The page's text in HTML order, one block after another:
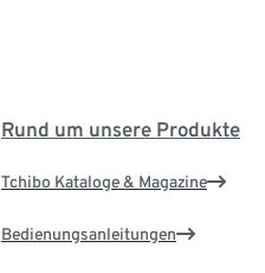
Rund um unsere Produkte
Tchibo Kataloge & Magazine
Bedienungsanleitungen